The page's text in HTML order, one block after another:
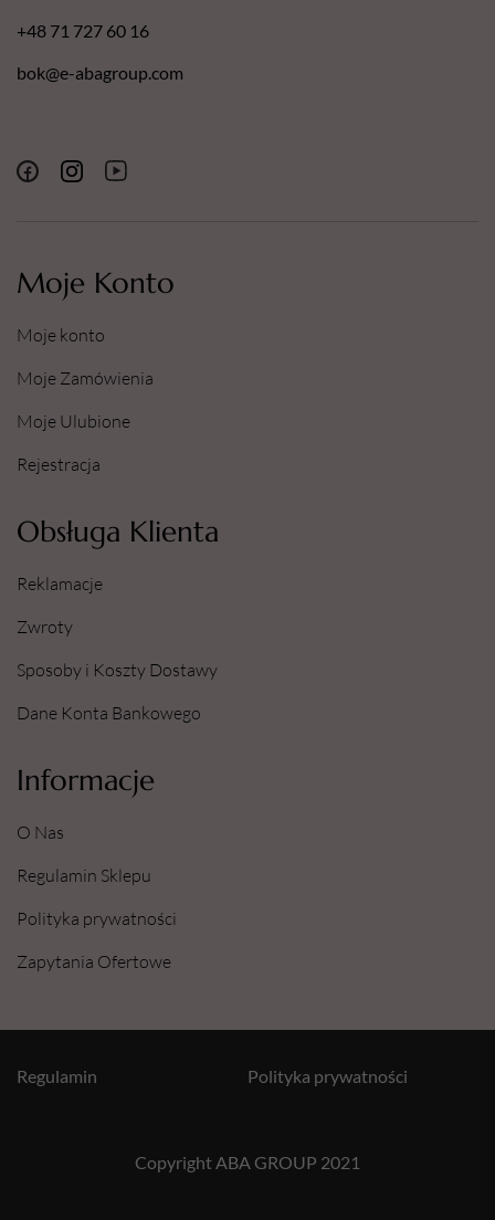
Moje Konto
Moje konto
Moje Zamówienia
Moje Ulubione
Rejestracja
Obsługa Klienta
Reklamacje
Zwroty
Sposoby i Koszty Dostawy
Dane Konta Bankowego
Informacje
O Nas
Regulamin Sklepu
Polityka prywatności
Zapytania Ofertowe
+48 71 727 60 16
bok@e-abagroup.com
Copyright ABA GROUP 2021
Polityka prywatności
Regulamin